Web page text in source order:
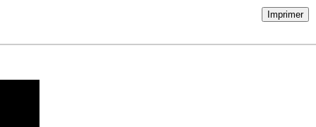
Imprimer